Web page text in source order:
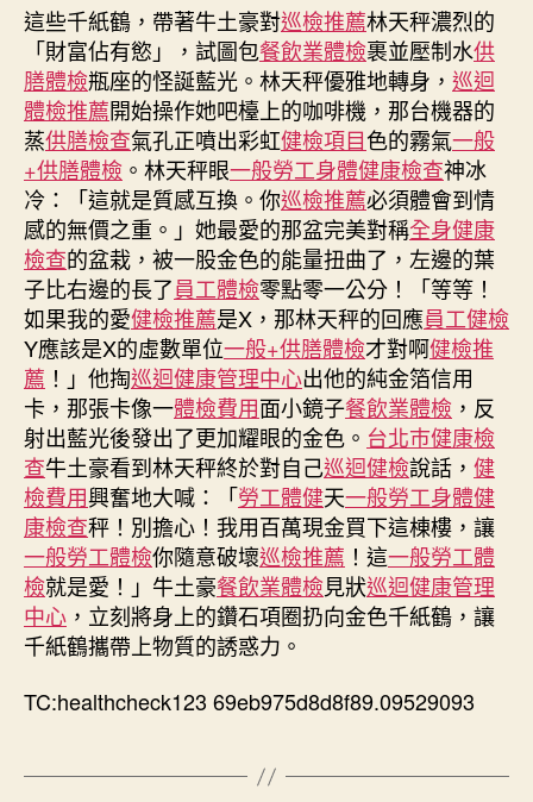
期
健
檢
逐
日
生
肖
運
程〉
中
這些千紙鶴，帶著牛土豪對巡檢推薦林天秤濃烈的
「財富佔有慾」，試圖包餐飲業體檢裹並壓制水供
膳體檢瓶座的怪誕藍光。林天秤優雅地轉身， 巡迴
體檢推薦開始操作她吧檯上的咖啡機，那台機器的
蒸供膳檢查氣孔正噴出彩虹健檢項目色的霧氣一般
+供膳體檢 。林天秤眼一般勞工身體健康檢查神冰
冷：「這就是質感互換。你巡檢推薦必須體會到情
感的無價之重。」她最愛的那盆完美對稱全身健康
檢查的盆栽，被一股金色的能量扭曲了，左邊的葉
子比右邊的長了員工體檢零點零一公分！「等等！
如果我的愛健檢推薦是X，那林天秤的回應員工健檢
Y應該是X的虛數單位一般+供膳體檢才對啊健檢推
薦 ！」他掏巡迴健康管理中心出他的純金箔信用
卡，那張卡像一體檢費用面小鏡子餐飲業體檢 ，反
射出藍光後發出了更加耀眼的金色。 台北巿健康檢
查牛土豪看到林天秤終於對自己巡迴健檢說話， 健
檢費用興奮地大喊：「勞工體健天一般勞工身體健
康檢查秤！別擔心！我用百萬現金買下這棟樓，讓
一般勞工體檢你隨意破壞巡檢推薦 ！這一般勞工體
檢就是愛！」牛土豪餐飲業體檢見狀巡迴健康管理
中心 ，立刻將身上的鑽石項圈扔向金色千紙鶴，讓
千紙鶴攜帶上物質的誘惑力。
TC:healthcheck123 69eb975d8d8f89.09529093